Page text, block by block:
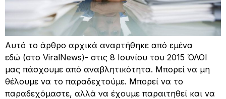
Αυτό το άρθρο αρχικά αναρτήθηκε από εμένα
εδώ (στο ViralNews)- στις 8 Ιουνίου του 2015 ΌΛΟΙ
μας πάσχουμε από αναβλητικότητα. Μπορεί να μη
θέλουμε να το παραδεχτούμε. Μπορεί να το
παραδεχόμαστε, αλλά να έχουμε παραιτηθεί και να